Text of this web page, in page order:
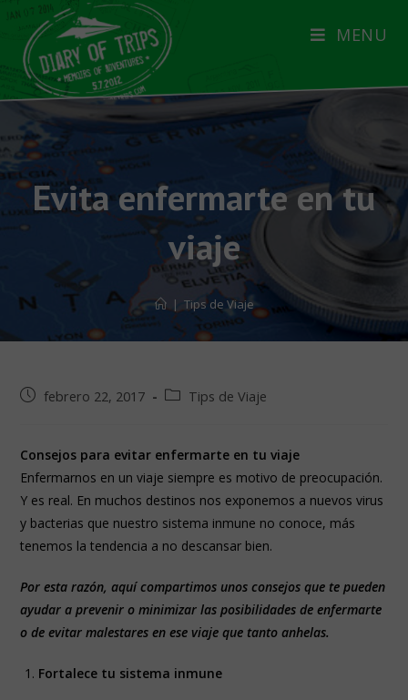
MENU
Evita enfermarte en tu
viaje
| Tips de Viaje
febrero 22, 2017 Tips de Viaje
Consejos para evitar enfermarte en tu viaje
Enfermarnos en un viaje siempre es motivo de preocupación.
Y es real. En muchos destinos nos exponemos a nuevos virus
y bacterias que nuestro sistema inmune no conoce, más
tenemos la tendencia a no descansar bien.
Por esta razón, aquí compartimos unos consejos que te pueden
ayudar a prevenir o minimizar las posibilidades de enfermarte
o de evitar malestares en ese viaje que tanto anhelas.
Fortalece tu sistema inmune